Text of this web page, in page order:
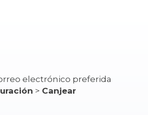
electrónico preferida
> Canjear